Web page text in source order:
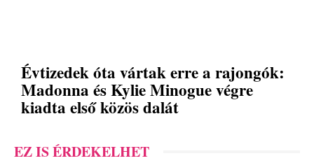
Évtizedek óta vártak erre a rajongók:
Madonna és Kylie Minogue végre
kiadta első közös dalát
EZ IS ÉRDEKELHET